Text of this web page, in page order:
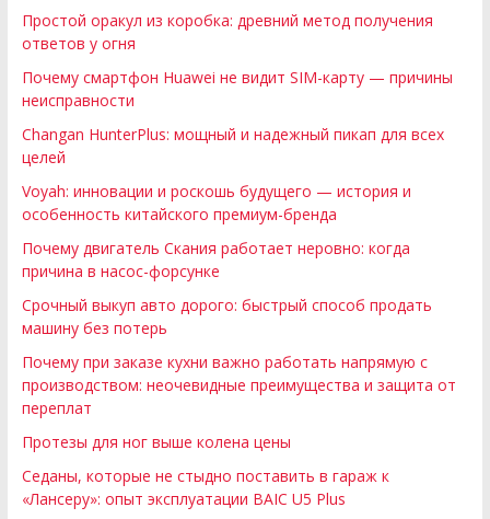
Простой оракул из коробка: древний метод получения
ответов у огня
Почему смартфон Huawei не видит SIM-карту — причины
неисправности
Changan HunterPlus: мощный и надежный пикап для всех
целей
Voyah: инновации и роскошь будущего — история и
особенность китайского премиум-бренда
Почему двигатель Скания работает неровно: когда
причина в насос-форсунке
Срочный выкуп авто дорого: быстрый способ продать
машину без потерь
Почему при заказе кухни важно работать напрямую с
производством: неочевидные преимущества и защита от
переплат
Протезы для ног выше колена цены
Седаны, которые не стыдно поставить в гараж к
«Лансеру»: опыт эксплуатации BAIC U5 Plus